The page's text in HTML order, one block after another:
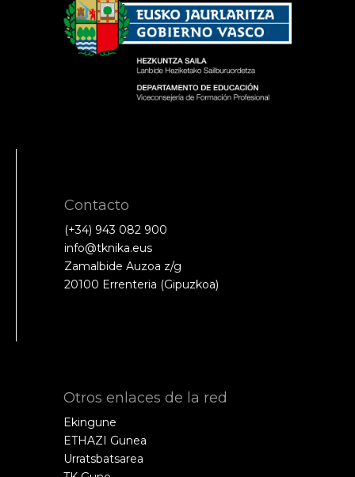
Contacto
(+34) 943 082 900
info@tknika.eus
Zamalbide Auzoa z/g
20100 Errenteria (Gipuzkoa)
Otros enlaces de la red
Ekingune
ETHAZI Gunea
Urratsbatsarea